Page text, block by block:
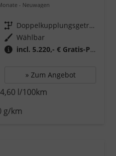
Neuwagen
Getriebe
Doppelkupplungsgetriebe (DSG)
Wählbar
incl. 5.220,- € Gratis-Paket
» Zum Angebot
4,60 l/100km
g/km